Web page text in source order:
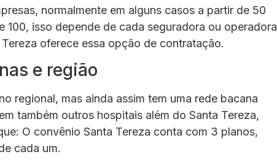
normalmente em alguns casos a partir de 50
isso depende de cada seguradora ou operadora
Tereza oferece essa opção de contratação.
e região
regional, mas ainda assim tem uma rede bacana
também outros hospitais além do Santa Tereza,
O convênio Santa Tereza conta com 3 planos,
cada um.